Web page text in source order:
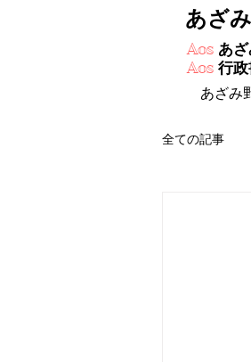
あざみ
Aos あ
Aos 行
あざ
全ての記事